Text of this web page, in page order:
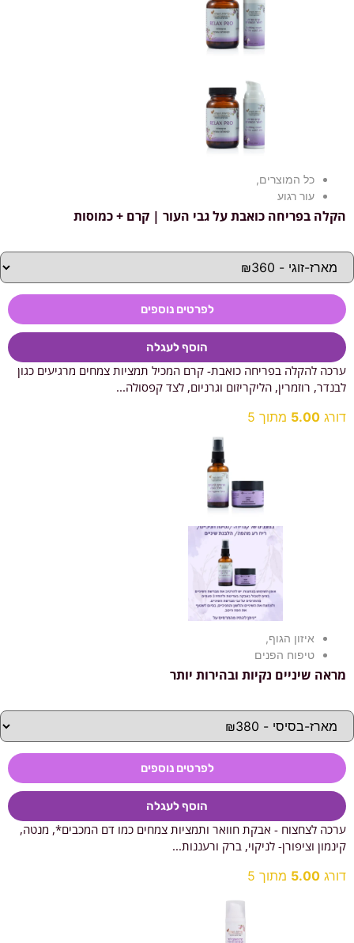
כל המוצרים,
עור רגוע
הקלה בפריחה כואבת על גבי העור | קרם + כמוסות
לפרטים נוספים
הוסף לעגלה
ערכה להקלה בפריחה כואבת- קרם המכיל תמציות צמחים מרגיעים כגון
לבנדר, רוזמרין, הליקריזום וגרניום, לצד קפסולה...
דורג 5.00 מתוך 5
איזון הגוף,
טיפוח הפנים
מראה שיניים נקיות ובהירות יותר
לפרטים נוספים
הוסף לעגלה
ערכה לצחצוח - אבקת חוואר ותמציות צמחים כמו דם המכבים*, מנטה,
קינמון וציפורן- לניקוי, ברק ורעננות...
דורג 5.00 מתוך 5